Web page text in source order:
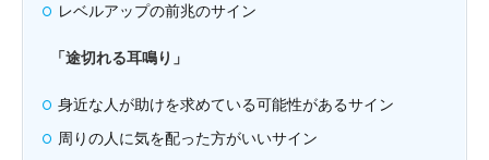
レベルアップの前兆のサイン
「途切れる耳鳴り」
身近な人が助けを求めている可能性があるサイン
周りの人に気を配った方がいいサイン